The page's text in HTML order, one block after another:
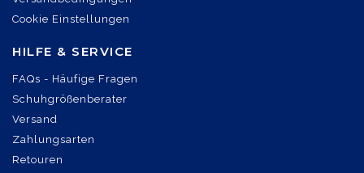
Cookie Einstellungen
HILFE & SERVICE
FAQs - Häufige Fragen
Schuhgrößenberater
Versand
Zahlungsarten
Retouren